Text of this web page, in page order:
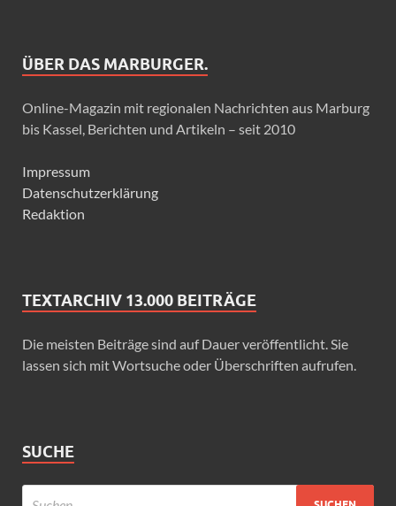
ÜBER DAS MARBURGER.
Online-Magazin mit regionalen Nachrichten aus Marburg
bis Kassel, Berichten und Artikeln – seit 2010
Impressum
Datenschutzerklärung
Redaktion
TEXTARCHIV 13.000 BEITRÄGE
Die meisten Beiträge sind auf Dauer veröffentlicht. Sie
lassen sich mit Wortsuche oder Überschriften aufrufen.
SUCHE